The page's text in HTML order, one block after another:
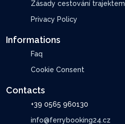
Zásady cestování trajektem
Privacy Policy
Informations
Faq
Cookie Consent
Contacts
+39 0565 960130
info@ferrybooking24.cz